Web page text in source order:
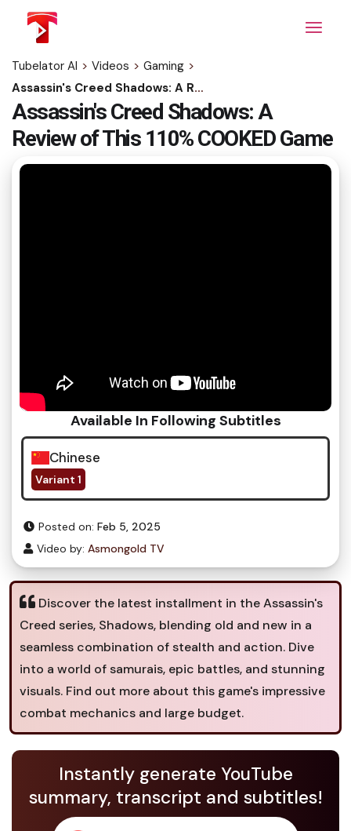
content
Tubelator AI > Videos > Gaming >
Assassin's Creed Shadows: A Review of This 110% COOKED Game
Assassin's Creed Shadows: A
Review of This 110% COOKED Game
Available In Following Subtitles
Chinese
Variant 1
Posted on: Feb 5, 2025
Video by: Asmongold TV
Discover the latest installment in the Assassin's
Creed series, Shadows, blending old and new in a
seamless combination of stealth and action. Dive
into a world of samurais, epic battles, and stunning
visuals. Find out more about this game's impressive
combat mechanics and large budget.
Instantly generate YouTube
summary, transcript and subtitles!